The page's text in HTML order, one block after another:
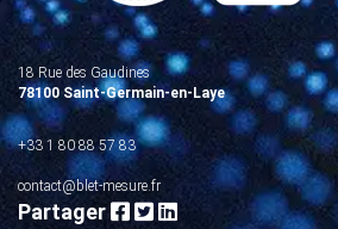
18 Rue des Gaudines
78100 Saint-Germain-en-Laye
+33 1 80 88 57 83
contact@blet-mesure.fr
Partager